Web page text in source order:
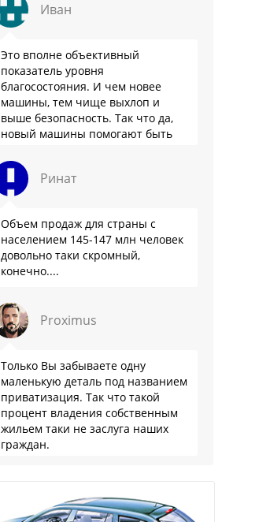
Иван
Это вполне объективный
показатель уровня
благосостояния. И чем новее
машины, тем чище выхлоп и
выше безопасность. Так что да,
новый машины помогают быть
Ринат
Объем продаж для страны с
населением 145-147 млн человек
довольно таки скромный,
конечно....
Proximus
Только Вы забываете одну
маленькую деталь под названием
приватизация. Так что такой
процент владения собственным
жильем таки не заслуга наших
граждан.